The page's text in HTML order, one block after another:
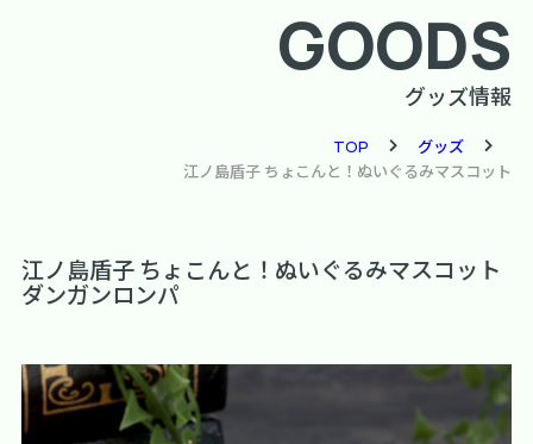
GOODS
グッズ情報
TOP
グッズ
江ノ島盾子 ちょこんと！ぬいぐるみマスコット
江ノ島盾子 ちょこんと！ぬいぐるみマスコット
ダンガンロンパ